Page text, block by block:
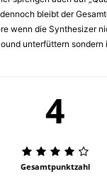
bleibt der
wenn die Synthesizer
unterfüttern sondern
4
Gesamtpunktzahl